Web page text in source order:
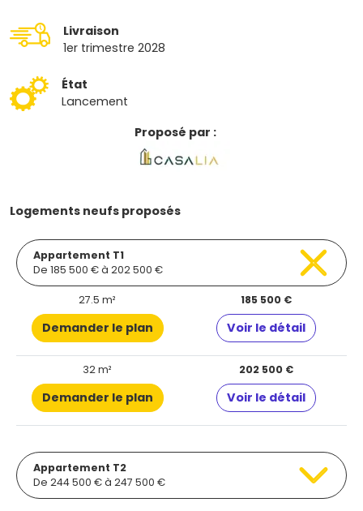
Livraison
1er trimestre 2028
État
Lancement
Proposé par :
Logements neufs proposés
Appartement T1
De 185 500 € à 202 500 €
27.5 m² 185 500 €
Demander le plan Voir le détail
32 m² 202 500 €
Demander le plan Voir le détail
Appartement T2
De 244 500 € à 247 500 €